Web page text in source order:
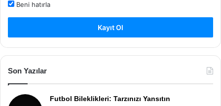
Beni hatırla
Kayıt Ol
Son Yazılar
Futbol Bileklikleri: Tarzınızı Yansıtın